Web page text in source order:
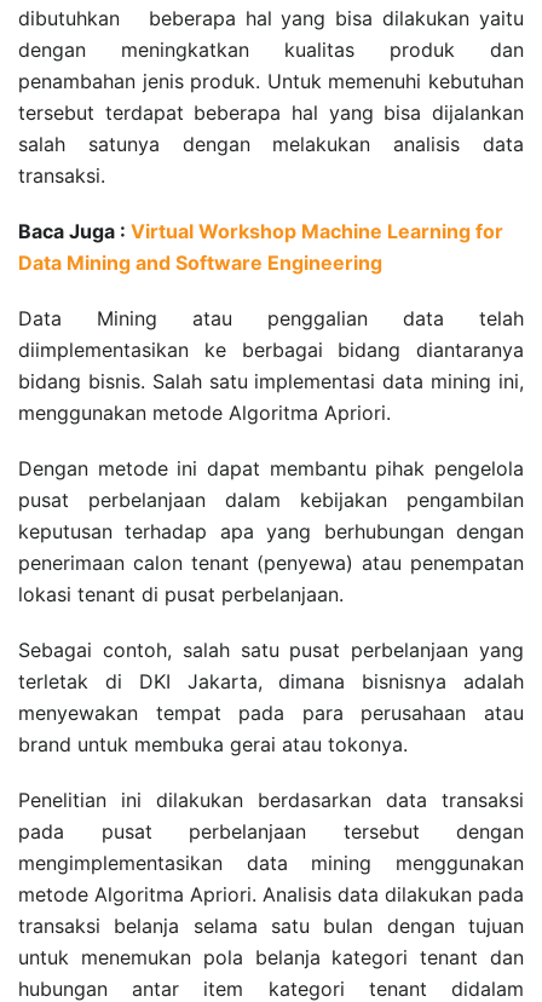
dibutuhkan beberapa hal yang bisa dilakukan yaitu
dengan meningkatkan kualitas produk dan
penambahan jenis produk. Untuk memenuhi kebutuhan
tersebut terdapat beberapa hal yang bisa dijalankan
salah satunya dengan melakukan analisis data
transaksi.
Baca Juga : Virtual Workshop Machine Learning for
Data Mining and Software Engineering
Data Mining atau penggalian data telah
diimplementasikan ke berbagai bidang diantaranya
bidang bisnis. Salah satu implementasi data mining ini,
menggunakan metode Algoritma Apriori.
Dengan metode ini dapat membantu pihak pengelola
pusat perbelanjaan dalam kebijakan pengambilan
keputusan terhadap apa yang berhubungan dengan
penerimaan calon tenant (penyewa) atau penempatan
lokasi tenant di pusat perbelanjaan.
Sebagai contoh, salah satu pusat perbelanjaan yang
terletak di DKI Jakarta, dimana bisnisnya adalah
menyewakan tempat pada para perusahaan atau
brand untuk membuka gerai atau tokonya.
Penelitian ini dilakukan berdasarkan data transaksi
pada pusat perbelanjaan tersebut dengan
mengimplementasikan data mining menggunakan
metode Algoritma Apriori. Analisis data dilakukan pada
transaksi belanja selama satu bulan dengan tujuan
untuk menemukan pola belanja kategori tenant dan
hubungan antar item kategori tenant didalam